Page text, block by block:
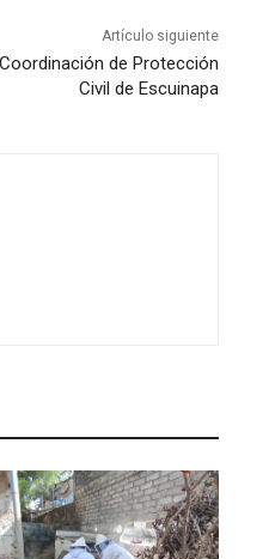
Artículo siguiente
de Protección
Civil de Escuinapa